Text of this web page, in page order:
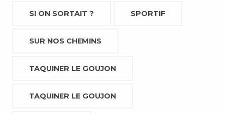
SI ON SORTAIT ? SPORTIF
SUR NOS CHEMINS
TAQUINER LE GOUJON
TAQUINER LE GOUJON